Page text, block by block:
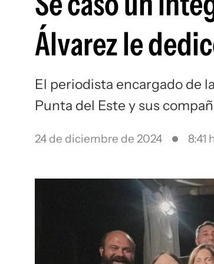
Álvarez le
El periodista encargado de
Punta del Este y sus
24 de diciembre de 2024 8:41